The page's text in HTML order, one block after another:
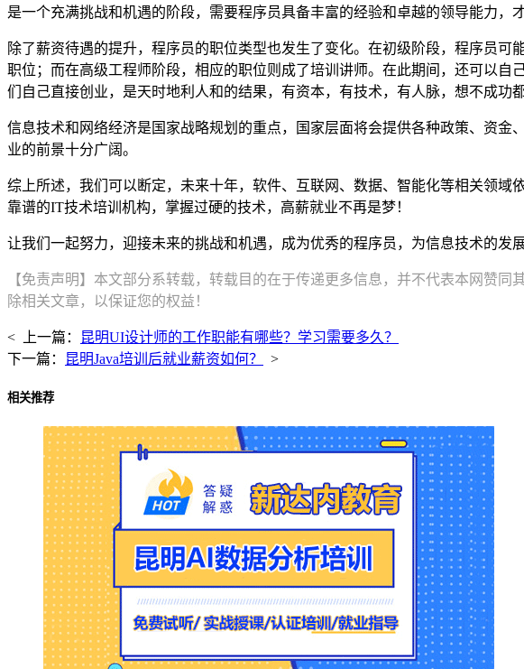
是一个充满挑战和机遇的阶段，需要程序员具备丰富的经验和卓越的领导能力，
除了薪资待遇的提升，程序员的职位类型也发生了变化。在初级阶段，程序员
职位；而在高级工程师阶段，相应的职位则成了培训讲师。在此期间，还可以
们自己直接创业，是天时地利人和的结果，有资本，有技术，有人脉，想不成功都
信息技术和网络经济是国家战略规划的重点，国家层面将会提供各种政策、资
业的前景十分广阔。
综上所述，我们可以断定，未来十年，软件、互联网、数据、智能化等相关领
靠谱的IT技术培训机构，掌握过硬的技术，高薪就业不再是梦！
让我们一起努力，迎接未来的挑战和机遇，成为优秀的程序员，为信息技术的发
【免责声明】本文部分系转载，转载目的在于传递更多信息，并不代表本网赞
除相关文章，以保证您的权益！
< 上一篇：
昆明UI设计师的工作职能有哪些？学习需要多久？
下一篇：
昆明Java培训后就业薪资如何？ >
相关推荐